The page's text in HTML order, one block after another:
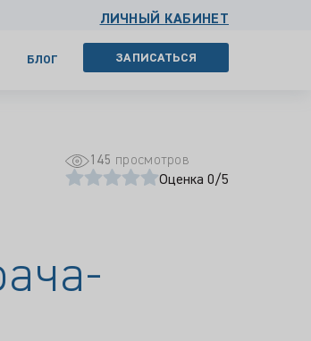
ЛИЧНЫЙ КАБИНЕТ
БЛОГ ЗАПИСАТЬСЯ
145 просмотров
Оценка 0/5